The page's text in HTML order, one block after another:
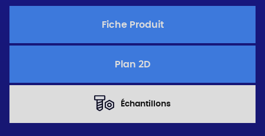
Fiche Produit
Plan 2D
Échantillons